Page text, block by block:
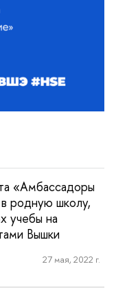
«Амбассадоры
родную школу,
учебы на
Вышки
27 мая, 2022 г.